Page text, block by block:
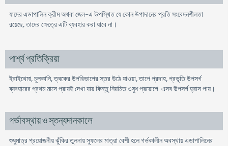
যাদের এডাপালিন ক্রীম অথবা জেল-এ উপস্থিত যে কোন উপাদানের প্রতি সংবেদনশীলতা
রয়েছে, তাদের ক্ষেত্রে এটি ব্যবহার করা যাবে না।
পার্শ্ব প্রতিক্রিয়া
ইরাইথেমা, চুলকানি, ত্বকের উপরিভাগের স্তর উঠে যাওয়া, তাপে প্রদাহ, প্রভৃতি উপসর্গ
ব্যবহারের প্রথম মাসে প্রায়ই দেখা যায় কিন্তু নিয়মিত ওষুধ প্রয়োগে এসব উপসর্গ হ্রাস পায়।
গর্ভাবস্থায় ও স্তন্যদানকালে
শুধুমাত্র প্রয়োজনীয় ঝুঁকির তুলনায় সুফলের মাত্রা বেশী হলে গর্ভকালীন অবস্থায় এডাপালিনের